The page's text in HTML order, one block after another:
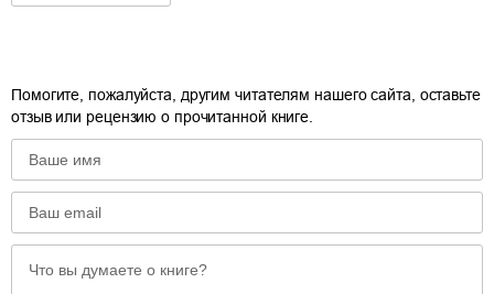
Помогите, пожалуйста, другим читателям нашего сайта, оставьте
отзыв или рецензию о прочитанной книге.